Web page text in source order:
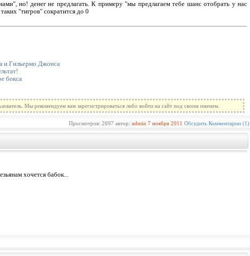
но! денег не предлагать. К примеру "мы предлагаем тебе шанс отобрать у нас
"тигров" сократится до 0
и Гильермо Джонса
бокса
Мы рекомендуем вам зарегистрироваться либо войти на сайт под своим именем.
Просмотров: 2697 автор: admin 7 ноября 2011 Обсудить Комментарии (1)
хочется бабок...